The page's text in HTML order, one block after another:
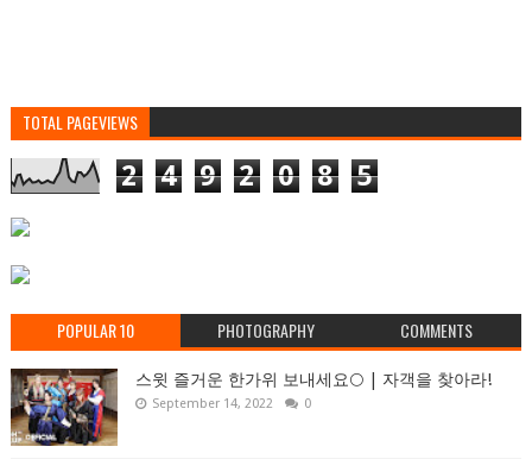
TOTAL PAGEVIEWS
2 4 9 2 0 8 5
POPULAR 10 PHOTOGRAPHY COMMENTS
스윗 즐거운 한가위 보내세요🌕 | 자객을 찾아라!
September 14, 2022 0